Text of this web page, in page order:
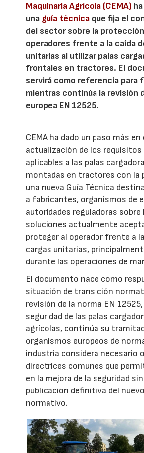
Maquinaria Agrícola (CEMA)
una guía técnica que fija el
del sector sobre la
operadores frente a la caída
unitarias al utilizar palas
frontales en tractores. El
servirá como referencia para
mientras continúa la revisión
europea EN 12525.
CEMA ha dado un paso más en
actualización de los requisitos
aplicables a las palas
montadas en tractores con la
una nueva Guía Técnica
a fabricantes, organismos de
autoridades reguladoras sobre
soluciones actualmente
proteger al operador frente a
cargas unitarias,
durante las operaciones de
El documento nace como
situación de transición
revisión de la norma EN
seguridad de las palas
agrícolas, continúa su
organismos europeos de
industria considera necesario
directrices comunes que
en la mejora de la seguridad
publicación definitiva del
normativo.